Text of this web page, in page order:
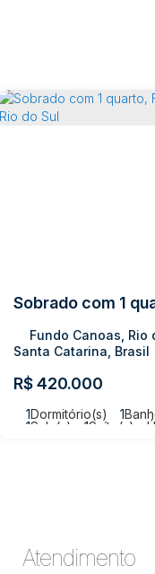
R$420.000
Fundo Canoas, Rio
Santa Catarina, Brasil
1Dormitório(s) 1
1Sala(s) 1Suíte(s)
Atendimento